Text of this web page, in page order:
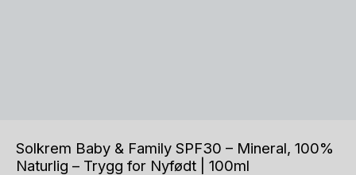
Solkrem Baby & Family SPF30 – Mineral, 100%
Naturlig – Trygg for Nyfødt | 100ml